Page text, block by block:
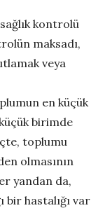
kontrolü
maksadı,
veya
en küçük
birimde
toplumu
olmasının
yandan da,
hastalığı var